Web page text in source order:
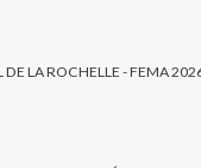
DE LA ROCHELLE - FEMA